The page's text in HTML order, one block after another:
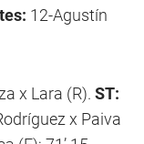
12-Agustín
x Lara (R). ST:
x Paiva